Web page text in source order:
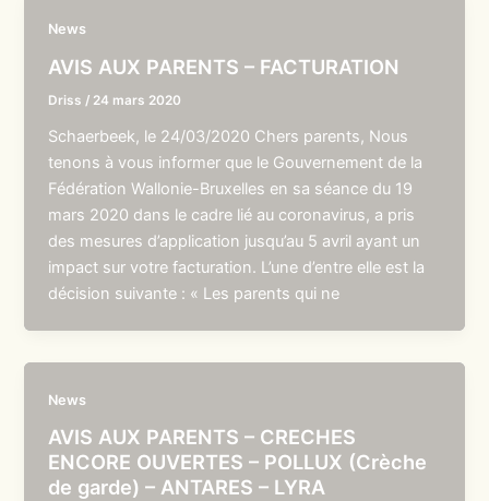
News
AVIS AUX PARENTS – FACTURATION
Driss / 24 mars 2020
Schaerbeek, le 24/03/2020 Chers parents, Nous
tenons à vous informer que le Gouvernement de la
Fédération Wallonie-Bruxelles en sa séance du 19
mars 2020 dans le cadre lié au coronavirus, a pris
des mesures d’application jusqu’au 5 avril ayant un
impact sur votre facturation. L’une d’entre elle est la
décision suivante : « Les parents qui ne
News
AVIS AUX PARENTS – CRECHES
ENCORE OUVERTES – POLLUX (Crèche
de garde) – ANTARES – LYRA